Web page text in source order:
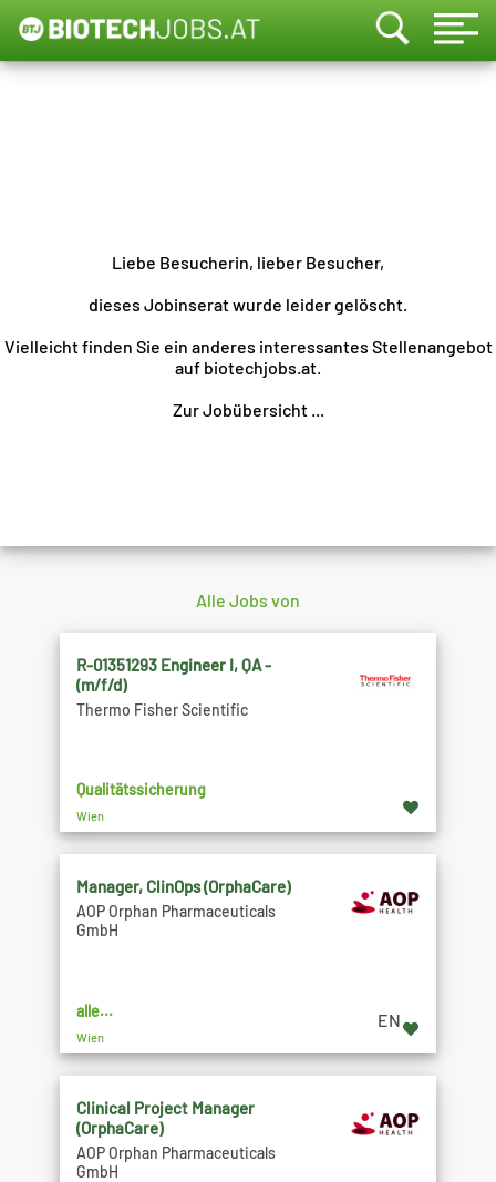
Liebe Besucherin, lieber Besucher,
dieses Jobinserat wurde leider gelöscht.
Vielleicht finden Sie ein anderes interessantes Stellenangebot
auf biotechjobs.at.
Zur Jobübersicht ...
Alle Jobs von
R-01351293 Engineer I, QA -
(m/f/d)
Thermo Fisher Scientific
Qualitätssicherung
Wien
Manager, ClinOps (OrphaCare)
AOP Orphan Pharmaceuticals
GmbH
alle...
Wien
EN
Clinical Project Manager
(OrphaCare)
AOP Orphan Pharmaceuticals
GmbH